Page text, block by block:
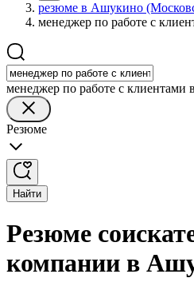
резюме в Ашукино
менеджер по работе с
менеджер по работе с
Резюме
Найти
Резюме
компании в